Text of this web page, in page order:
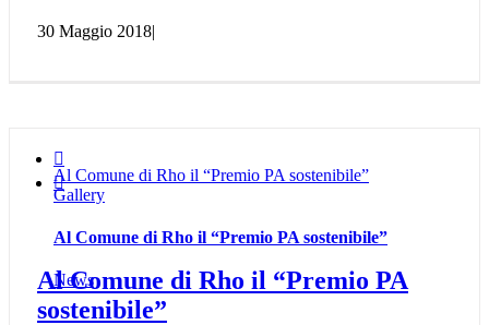
30 Maggio 2018|
Al Comune di Rho il “Premio PA sostenibile”
Gallery
Al Comune di Rho il “Premio PA sostenibile”
News


Al Comune di Rho il “Premio PA
sostenibile”